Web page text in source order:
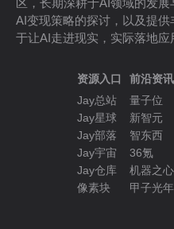
区，长期深耕于AI领域的发展
AI变现策略的探讨，以及提
于让AI走进现实，实际落地应
资源入口
Jay总站
Jay星球
Jay部落
Jay宇宙
Jay仓库
像素块
前沿资讯
量子位
新智元
智东西
36氪
机器之心
甲子光年